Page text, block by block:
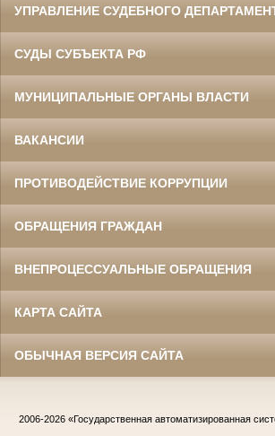
УПРАВЛЕНИЕ СУДЕБНОГО
СУДЫ СУБЪЕКТА РФ
МУНИЦИПАЛЬНЫЕ ОРГАНЫ ВЛАСТИ
ВАКАНСИИ
ПРОТИВОДЕЙСТВИЕ КОРРУПЦИИ
ОБРАЩЕНИЯ ГРАЖДАН
ВНЕПРОЦЕССУАЛЬНЫЕ ОБРАЩЕНИЯ
КАРТА САЙТА
ОБЫЧНАЯ ВЕРСИЯ САЙТА
2006-2026 «Государственная автоматизированная